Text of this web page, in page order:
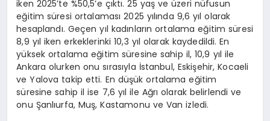
iken 2025’te %50,5’e çıktı. 25 yaş ve üzeri nüfusun
eğitim süresi ortalaması 2025 yılında 9,6 yıl olarak
hesaplandı. Geçen yıl kadınların ortalama eğitim süresi
8,9 yıl iken erkeklerinki 10,3 yıl olarak kaydedildi. En
yüksek ortalama eğitim süresine sahip il, 10,9 yıl ile
Ankara olurken onu sırasıyla İstanbul, Eskişehir, Kocaeli
ve Yalova takip etti. En düşük ortalama eğitim
süresine sahip il ise 7,6 yıl ile Ağrı olarak belirlendi ve
onu Şanlıurfa, Muş, Kastamonu ve Van izledi.